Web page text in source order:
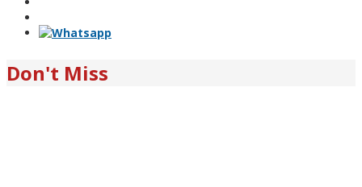
Don't Miss